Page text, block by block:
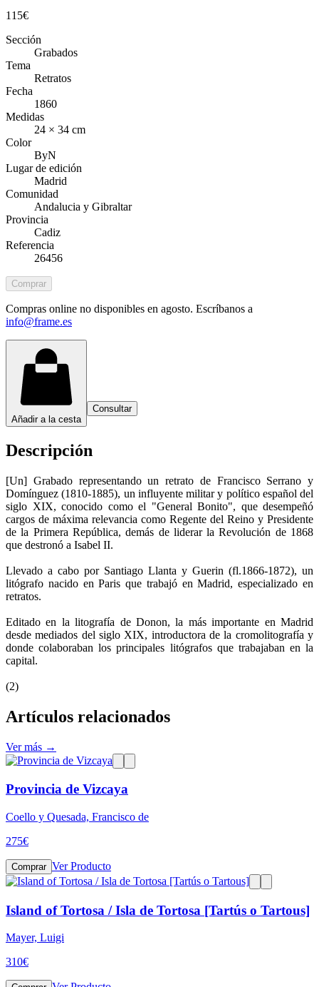
115€
Sección
Grabados
Tema
Retratos
Fecha
1860
Medidas
24 × 34 cm
Color
ByN
Lugar de edición
Madrid
Comunidad
Andalucia y Gibraltar
Provincia
Cadiz
Referencia
26456
Comprar
Compras online no disponibles en agosto. Escríbanos a
info@frame.es
Añadir a la cesta
Consultar
Descripción
[Un] Grabado representando un retrato de Francisco Serrano y
Domínguez (1810-1885), un influyente militar y político español del
siglo XIX, conocido como el "General Bonito", que desempeñó
cargos de máxima relevancia como Regente del Reino y Presidente
de la Primera República, demás de liderar la Revolución de 1868
que destronó a Isabel II.
Llevado a cabo por Santiago Llanta y Guerin (fl.1866-1872)​, un
litógrafo nacido en Paris que trabajó en Madrid, especializado en
retratos.
Editado en la litografía de Donon, la más importante en Madrid
desde mediados del siglo XIX, introductora de la cromolitografía y
donde colaboraban los principales litógrafos que trabajaban en la
capital.
(2)
Artículos relacionados
Ver más →
Provincia de Vizcaya
Coello y Quesada, Francisco de
275€
Comprar Ver Producto
Island of Tortosa / Isla de Tortosa [Tartús o Tartous]
Mayer, Luigi
310€